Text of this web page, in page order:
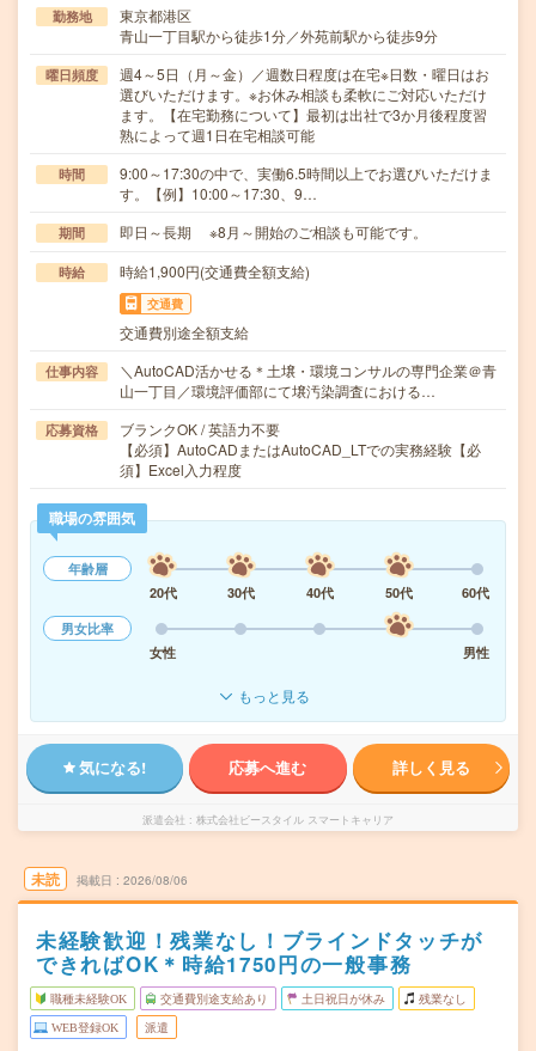
勤務地
東京都港区
青山一丁目駅から徒歩1分／外苑前駅から徒歩9分
曜日頻度
週4～5日（月～金）／週数日程度は在宅※日数・曜日はお
選びいただけます。※お休み相談も柔軟にご対応いただけ
ます。【在宅勤務について】最初は出社で3か月後程度習
熟によって週1日在宅相談可能
時間
9:00～17:30の中で、実働6.5時間以上でお選びいただけま
す。【例】10:00～17:30、9…
期間 即日～長期 ※8月～開始のご相談も可能です。
時給 時給1,900円(交通費全額支給)
交通費
交通費別途全額支給
仕事内容
＼AutoCAD活かせる＊土壌・環境コンサルの専門企業＠青
山一丁目／環境評価部にて壌汚染調査における…
応募資格
ブランクOK / 英語力不要
【必須】AutoCADまたはAutoCAD_LTでの実務経験【必
須】Excel入力程度
職場の雰囲気
年齢層
20代
30代 40代 50代
60代
男女比率
女性
男性
もっと見る
気になる! 応募へ進む 詳しく見る
派遣会社 株式会社ビースタイル スマートキャリア
未読 掲載日 2026/08/06
未経験歓迎！残業なし！ブラインドタッチが
できればOK＊時給1750円の一般事務
職種未経験OK 交通費別途支給あり 土日祝日が休み 残業なし
WEB登録OK 派遣